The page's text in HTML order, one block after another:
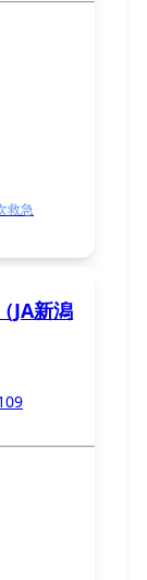
救急
JA新潟